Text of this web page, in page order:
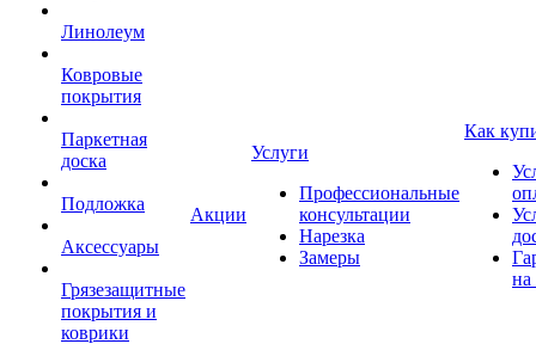
Линолеум
Ковровые
покрытия
Паркетная
доска
Подложка
Аксессуары
Грязезащитные
покрытия и
коврики
Акции
Услуги
Профессиональные
консультации
Нарезка
Замеры
Как
на